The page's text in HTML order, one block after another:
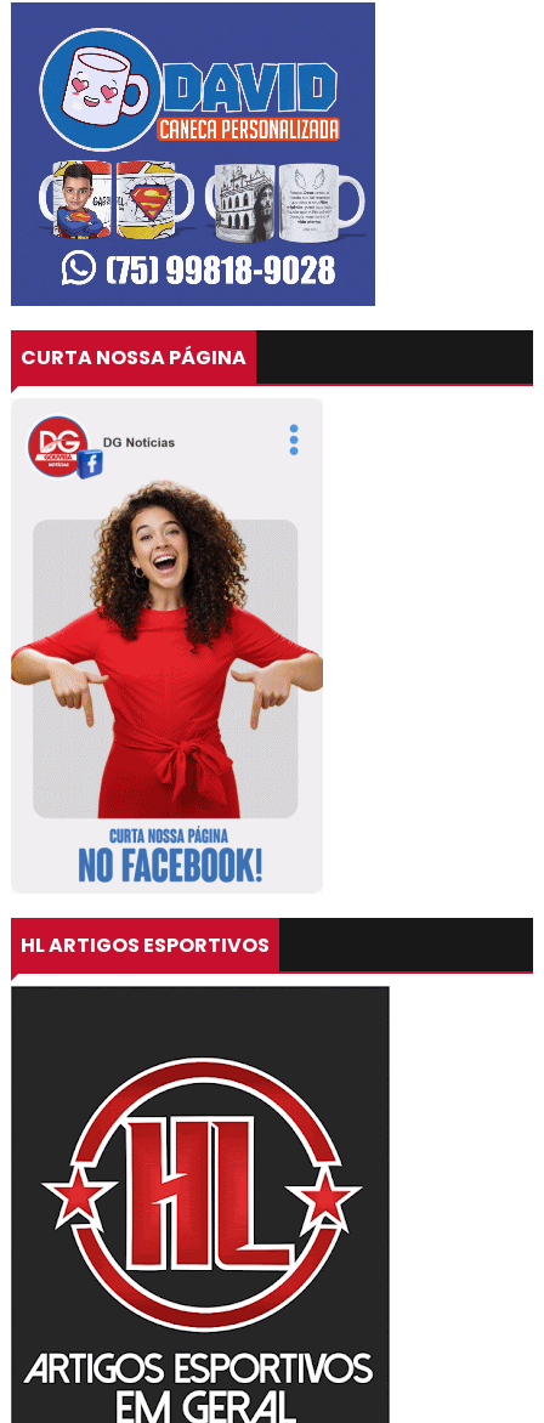
CURTA NOSSA PÁGINA
HL ARTIGOS ESPORTIVOS